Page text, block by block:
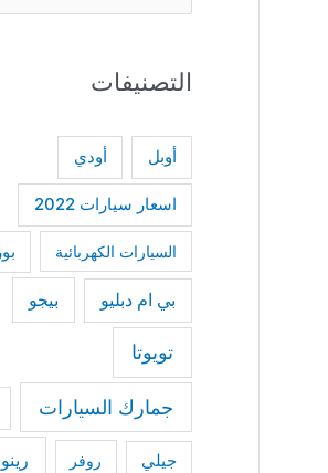
e
r
f
o
التصنيفات
أوبل أودي
اسعار سيارات 2022
السيارات الكهربائية
بي ام دبليو بيجو
تويوتا
جمارك السيارات
جيلي روفر رينو